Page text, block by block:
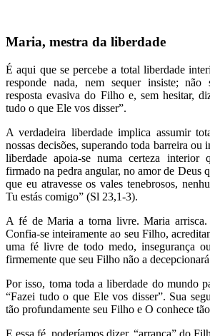
Maria, mestra da liberdade
É aqui que se percebe a total liberdade
responde nada, nem sequer insiste; não
resposta evasiva do Filho e, sem hesitar,
tudo o que Ele vos disser”.
A verdadeira liberdade implica assumir
nossas decisões, superando toda barreira ou
liberdade apoia-se numa certeza interior
firmado na pedra angular, no amor de Deus
que eu atravesse os vales tenebrosos,
Tu estás comigo” (Sl 23,1-3).
A fé de Maria a torna livre. Maria arrisca.
Confia-se inteiramente ao seu Filho,
uma fé livre de todo medo, insegurança
firmemente que seu Filho não a
Por isso, toma toda a liberdade do mundo
“Fazei tudo o que Ele vos disser”. Sua
tão profundamente seu Filho e O conhece
E essa fé, poderíamos dizer, “arranca” do